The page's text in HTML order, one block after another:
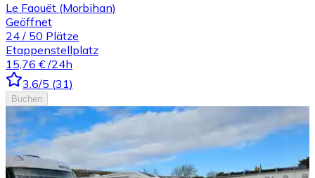
Le Faouët (Morbihan)
Geöffnet
24 / 50 Plätze
Etappenstellplatz
15,76 € /24h
3.6/5 (31)
Buchen